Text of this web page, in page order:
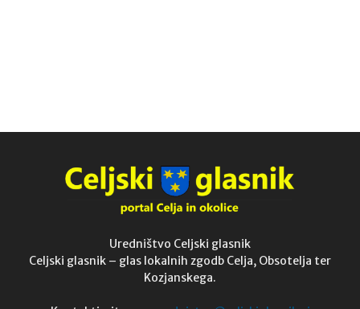
Uredništvo Celjski glasnik
Celjski glasnik – glas lokalnih zgodb Celja, Obsotelja ter
Kozjanskega.